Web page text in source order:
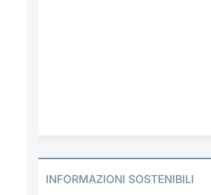
INFORMAZIONI SOSTENIBILI